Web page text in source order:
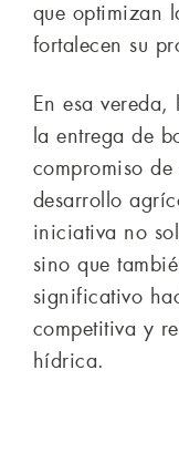
que optimizan
fortalecen su
En esa
la entrega de
compromiso
desarrollo
iniciativa no
sino que
significativo
competitiva y
hídrica.